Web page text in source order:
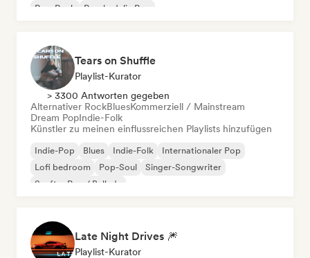
Pop-Rock
Psychedelic Pop
Tears on Shuffle
Playlist-Kurator
> 3300 Antworten gegeben
Alternativer RockBluesKommerziell / Mainstream
Dream PopIndie-Folk
Künstler zu meinen einflussreichen Playlists hinzufügen
Indie-Pop Blues Indie-Folk
Internationaler Pop
Lofi bedroom
Pop-Soul
Singer-Songwriter
Sanfter Pop / Ballade
Late Night Drives 🎆
Playlist-Kurator